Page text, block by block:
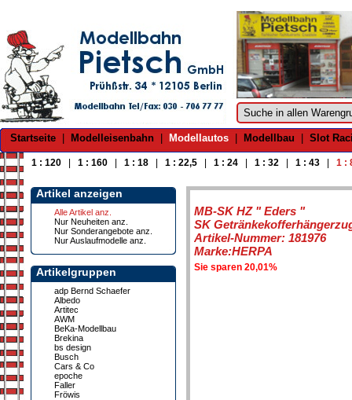
Startseite Modelleisenbahn Modellautos Modellbau Slot
1 : 120 1 : 160 1 : 18 1 : 22,5 1 : 24 1 : 32 1 : 43 1 :
Artikel anzeigen
Alle Artikel anz.
Nur Neuheiten anz.
Nur Sonderangebote anz.
Nur Auslaufmodelle anz.
Artikelgruppen
adp Bernd Schaefer
Albedo
Artitec
AWM
BeKa-Modellbau
Brekina
bs design
Busch
Cars & Co
epoche
Faller
Fröwis
MB-SK HZ " Eders "
SK
Artikel-Nummer: 181976
Marke:HERPA
Sie sparen 20,01%